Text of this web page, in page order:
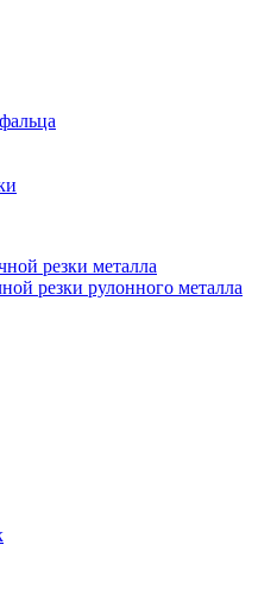
резки металла
резки рулонного металла